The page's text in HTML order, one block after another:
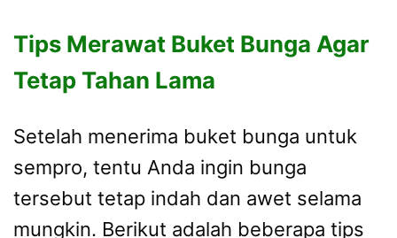
Tips Merawat Buket Bunga Agar
Tetap Tahan Lama
Setelah menerima buket bunga untuk
sempro, tentu Anda ingin bunga
tersebut tetap indah dan awet selama
mungkin. Berikut adalah beberapa tips